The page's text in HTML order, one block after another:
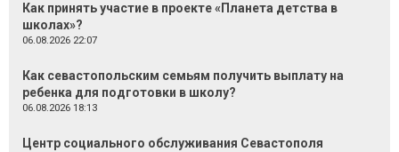
Как принять участие в проекте «Планета детства в
школах»?
06.08.2026 22:07
Как севастопольским семьям получить выплату на
ребенка для подготовки в школу?
06.08.2026 18:13
Центр социального обслуживания Севастополя